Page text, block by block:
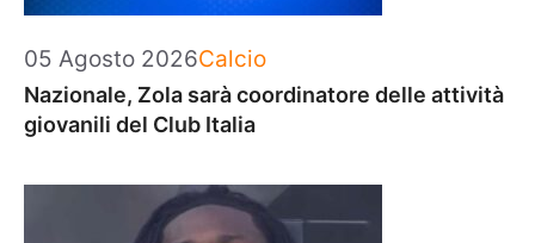
05 Agosto 2026Categorie
Calcio
Nazionale, Zola sarà coordinatore delle attività
giovanili del Club Italia